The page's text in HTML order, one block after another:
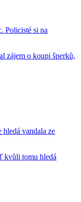
Policisté si na
zájem o koupi šperků,
vandala ze
kvůli tomu hledá